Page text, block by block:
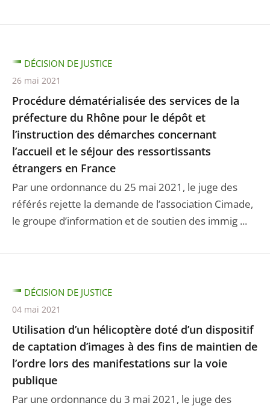
Procédure dématérialisée des services de la
préfecture du Rhône pour le dépôt et
l’instruction des démarches concernant
l’accueil et le séjour des ressortissants
étrangers en France
Par une ordonnance du 25 mai 2021, le juge des
référés rejette la demande de l’association Cimade,
le groupe d’information et de soutien des immig ...
DÉCISION DE JUSTICE
26 mai 2021
Utilisation d’un hélicoptère doté d’un dispositif
de captation d’images à des fins de maintien de
l’ordre lors des manifestations sur la voie
publique
Par une ordonnance du 3 mai 2021, le juge des
DÉCISION DE JUSTICE
04 mai 2021